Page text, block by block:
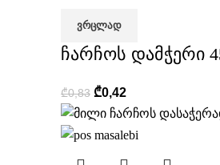
ᲕᲠᲪᲚᲐᲓ
ჩარჩოს დამჭერი
₾0,83 ₾0,42